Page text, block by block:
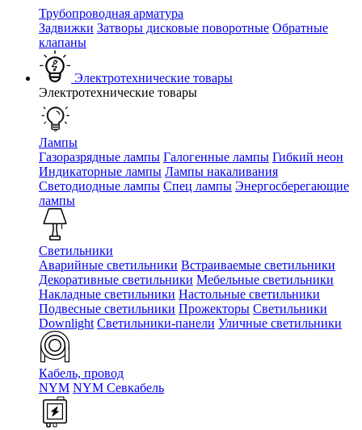
Трубопроводная арматура
Задвижки Затворы дисковые поворотные Обратные
клапаны
Электротехнические товары
Электротехнические товары
Лампы
Газоразрядные лампы Галогенные лампы Гибкий неон
Индикаторные лампы Лампы накаливания
Светодиодные лампы Спец лампы Энергосберегающие
лампы
Светильники
Аварийные светильники Встраиваемые светильники
Декоративные светильники Мебельные светильники
Накладные светильники Настольные светильники
Подвесные светильники Прожекторы Светильники
Downlight Светильники-панели Уличные светильники
Кабель, провод
NYM NYM Севкабель